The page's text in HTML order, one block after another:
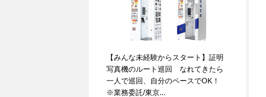
【みんな未経験からスタート】証明
写真機のルート巡回 なれてきたら
一人で巡回、自分のペースでOK！
※業務委託/東京...